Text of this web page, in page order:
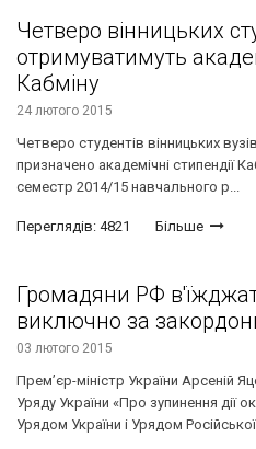
Четверо вінницьких
отримуватимуть
Кабміну
24 лютого 2015
Четверо студентів вінницьких
призначено академічні стипендії
семестр 2014/15 навчального р...
Переглядів: 4821 Більше
Громадяни РФ
виключно за
03 лютого 2015
Прем’єр-міністр України Арсеній
Уряду України «Про зупинення дії
Урядом України і Урядом Російської